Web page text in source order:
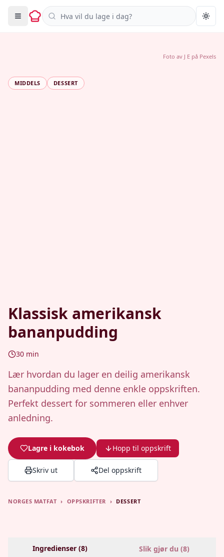
Søk i oppskrifter
MIDDELS DESSERT
Klassisk amerikansk
bananpudding
30 min
Lær hvordan du lager en deilig amerikansk
bananpudding med denne enkle oppskriften.
Perfekt dessert for sommeren eller enhver
anledning.
Lagre i kokebok Hopp til oppskrift
Skriv ut Del oppskrift
Foto av J E på Pexels
NORGES MATFAT › OPPSKRIFTER › DESSERT
Ingredienser (8) Slik gjør du (8)